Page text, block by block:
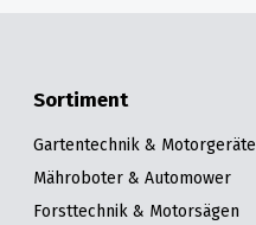
Sortiment
Gartentechnik & Motorgeräte
Mähroboter & Automower
Forsttechnik & Motorsägen